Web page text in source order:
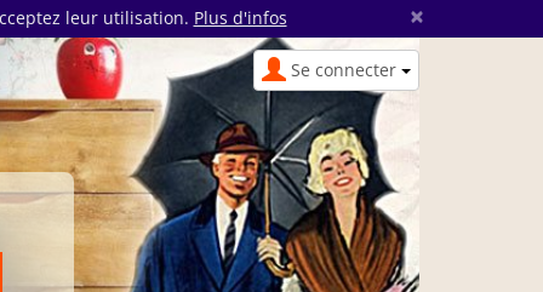
leur utilisation. Plus d'infos ×
Se connecter